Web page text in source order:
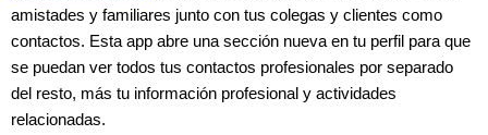
amistades y familiares junto con tus colegas y clientes como
contactos. Esta app abre una sección nueva en tu perfil para que
se puedan ver todos tus contactos profesionales por separado
del resto, más tu información profesional y actividades
relacionadas.